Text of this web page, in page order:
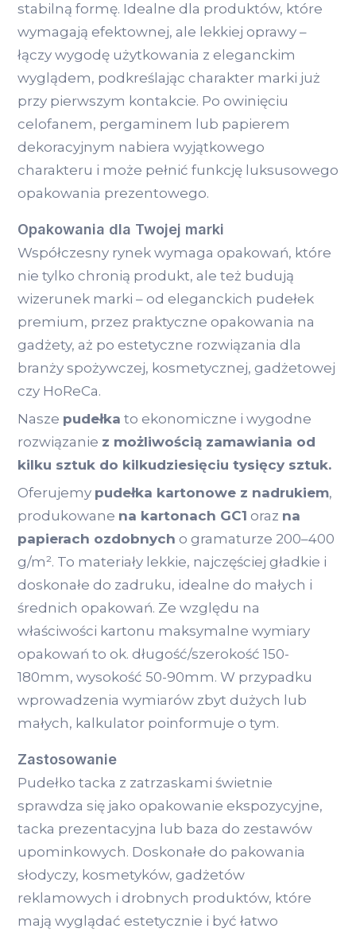
stabilną formę. Idealne dla produktów, które
wymagają efektownej, ale lekkiej oprawy –
łączy wygodę użytkowania z eleganckim
wyglądem, podkreślając charakter marki już
przy pierwszym kontakcie. Po owinięciu
celofanem, pergaminem lub papierem
dekoracyjnym nabiera wyjątkowego
charakteru i może pełnić funkcję luksusowego
opakowania prezentowego.
Opakowania dla Twojej marki
Współczesny rynek wymaga opakowań, które
nie tylko chronią produkt, ale też budują
wizerunek marki – od eleganckich pudełek
premium, przez praktyczne opakowania na
gadżety, aż po estetyczne rozwiązania dla
branży spożywczej, kosmetycznej, gadżetowej
czy HoReCa.
Nasze pudełka to ekonomiczne i wygodne
rozwiązanie z możliwością zamawiania od
kilku sztuk do kilkudziesięciu tysięcy sztuk.
Oferujemy pudełka kartonowe z nadrukiem,
produkowane na kartonach GC1 oraz na
papierach ozdobnych o gramaturze 200–400
g/m². To materiały lekkie, najczęściej gładkie i
doskonałe do zadruku, idealne do małych i
średnich opakowań. Ze względu na
właściwości kartonu maksymalne wymiary
opakowań to ok. długość/szerokość 150-
180mm, wysokość 50-90mm. W przypadku
wprowadzenia wymiarów zbyt dużych lub
małych, kalkulator poinformuje o tym.
Zastosowanie
Pudełko tacka z zatrzaskami świetnie
sprawdza się jako opakowanie ekspozycyjne,
tacka prezentacyjna lub baza do zestawów
upominkowych. Doskonałe do pakowania
słodyczy, kosmetyków, gadżetów
reklamowych i drobnych produktów, które
mają wyglądać estetycznie i być łatwo